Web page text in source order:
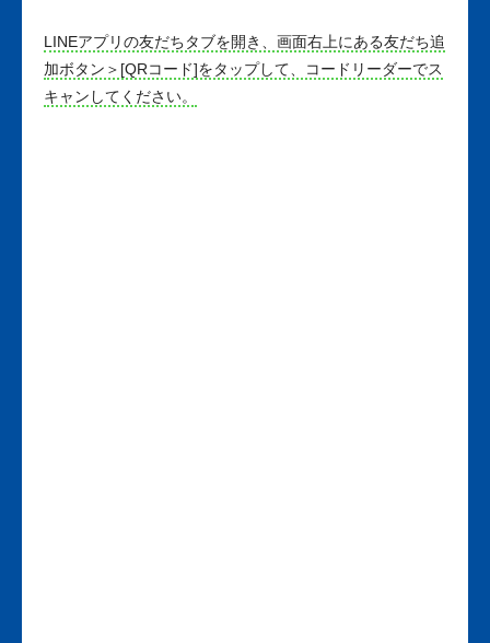
LINEアプリの友だちタブを開き、画面右上にある友だち追
加ボタン＞[QRコード]をタップして、コードリーダーでス
キャンしてください。